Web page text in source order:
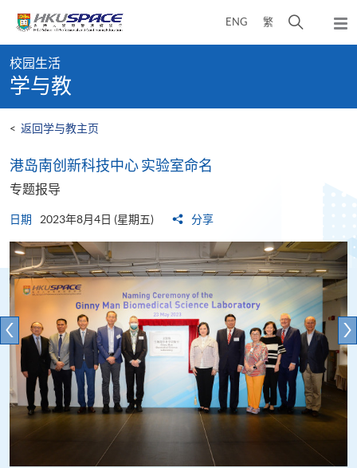
content
ENG 繁
开
弹
出
content
start
校园生活
学与教
< 返回学与教主页
港岛南创新科技中心 实验室命名
专题报导
日期 2023年8月4日 (星期五) 分享